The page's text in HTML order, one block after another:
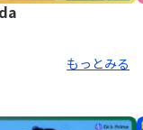
もっとみる